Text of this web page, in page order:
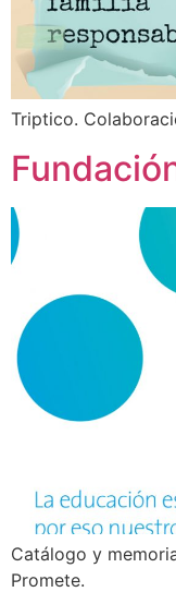
Triptico.
Catálogo y
Promete.